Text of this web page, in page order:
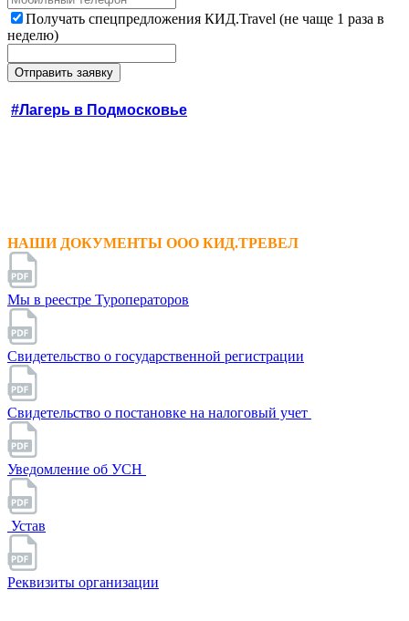
Получать спецпредложения КИД.Travel (не чаще 1 раза в
неделю)
#Лагерь в Подмосковье
НАШИ ДОКУМЕНТЫ ООО КИД.ТРЕВЕЛ
Мы в реестре Туроператоров
Свидетельство о государственной регистрации
Свидетельство о постановке на налоговый учет
Уведомление об УСН
Устав
Реквизиты организации